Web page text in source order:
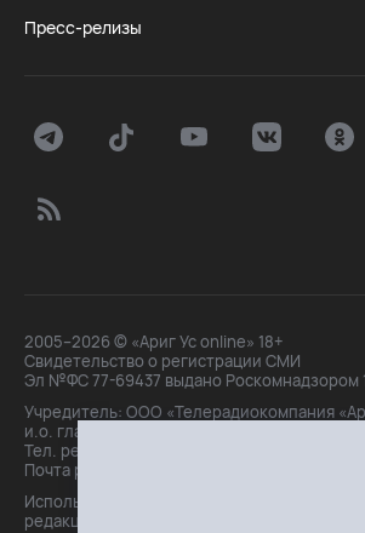
Пресс-релизы
2005–2026 © «Ариг Ус online» 18+
Свидетельство о регистрации СМИ
Эл №ФС 77-69437 выдано Роскомнадзором
Учредитель: ООО «Телерадиокомпания
и.о. главного редактора: Маханова О.Б.
Тел. peдakции: +7(3012)21-30-14,
Почта peдakции: editor@arigus.tv
Использование материалов только с
редакции. При цитировании прямая